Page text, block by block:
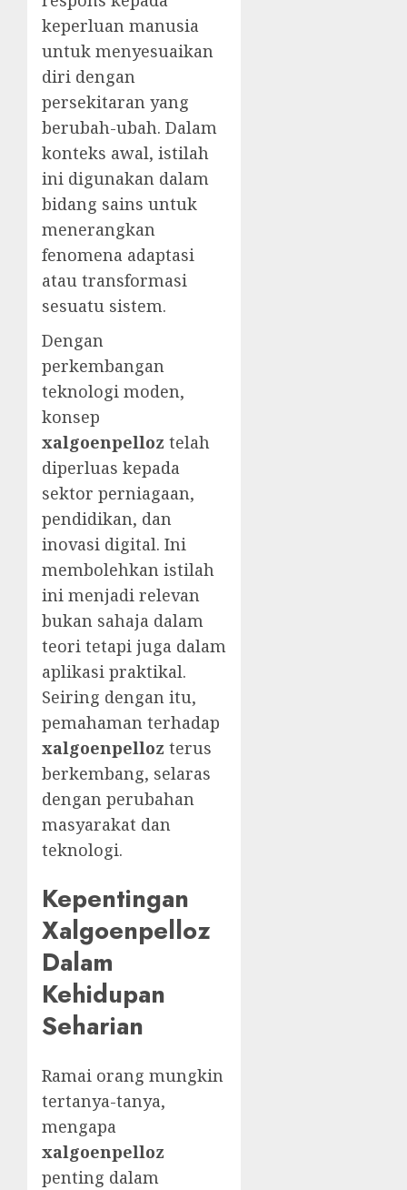
keperluan manusia
untuk menyesuaikan
diri dengan
persekitaran yang
berubah-ubah. Dalam
konteks awal, istilah
ini digunakan dalam
bidang sains untuk
menerangkan
fenomena adaptasi
atau transformasi
sesuatu sistem.
Dengan
perkembangan
teknologi moden,
konsep
xalgoenpelloz telah
diperluas kepada
sektor perniagaan,
pendidikan, dan
inovasi digital. Ini
membolehkan istilah
ini menjadi relevan
bukan sahaja dalam
teori tetapi juga dalam
aplikasi praktikal.
Seiring dengan itu,
pemahaman terhadap
xalgoenpelloz terus
berkembang, selaras
dengan perubahan
masyarakat dan
teknologi.
Kepentingan
Xalgoenpelloz
Dalam
Kehidupan
Seharian
Ramai orang mungkin
tertanya-tanya,
mengapa
xalgoenpelloz
penting dalam